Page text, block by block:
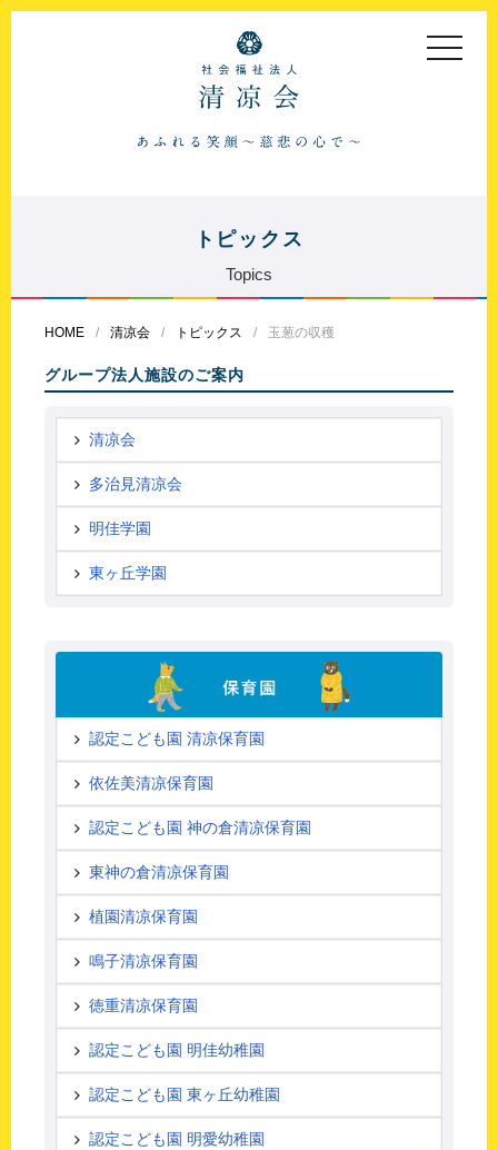
toggle
トピックス
Topics
HOME 清凉会 トピックス 玉葱の収穫
グループ法人施設のご案内
清凉会
多治見清凉会
明佳学園
東ヶ丘学園
認定こども園 清凉保育園
依佐美清凉保育園
認定こども園 神の倉清凉保育園
東神の倉清凉保育園
植園清凉保育園
鳴子清凉保育園
徳重清凉保育園
認定こども園 明佳幼稚園
認定こども園 東ヶ丘幼稚園
認定こども園 明愛幼稚園